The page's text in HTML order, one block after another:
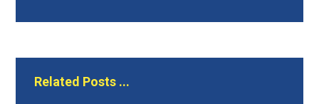
Related Posts ...